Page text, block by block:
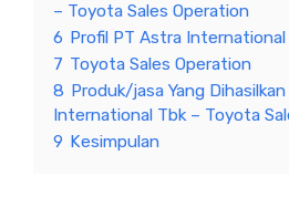
– Toyota Sales Operation
6 Profil PT Astra International
7 Toyota Sales Operation
8 Produk/jasa Yang
International Tbk – Toyota
9 Kesimpulan